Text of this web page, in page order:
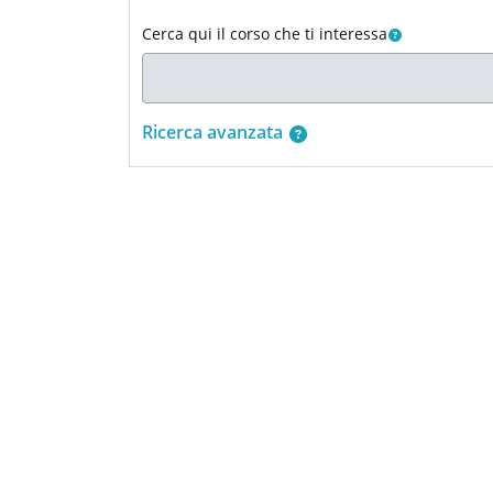
Cerca qui il corso che ti interessa
Ricerca avanzata